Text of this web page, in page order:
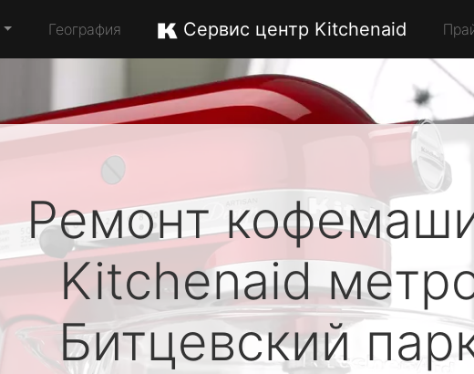
География Сервис центр Kitchenaid
Ремонт
Kitchenaid
Битцевский